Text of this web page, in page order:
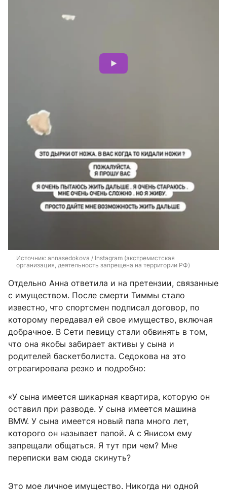
Источник: annasedokova / Instagram (экстремистская
организация, деятельность запрещена на территории РФ)
Отдельно Анна ответила и на претензии, связанные
с имуществом. После смерти Тиммы стало
известно, что спортсмен подписал договор, по
которому передавал ей свое имущество, включая
добрачное. В Сети певицу стали обвинять в том,
что она якобы забирает активы у сына и
родителей баскетболиста. Седокова на это
отреагировала резко и подробно:
«У сына имеется шикарная квартира, которую он
оставил при разводе. У сына имеется машина
BMW. У сына имеется новый папа много лет,
которого он называет папой. А с Янисом ему
запрещали общаться. Я тут при чем? Мне
переписки вам сюда скинуть?
Это мое личное имущество. Никогда ни одной